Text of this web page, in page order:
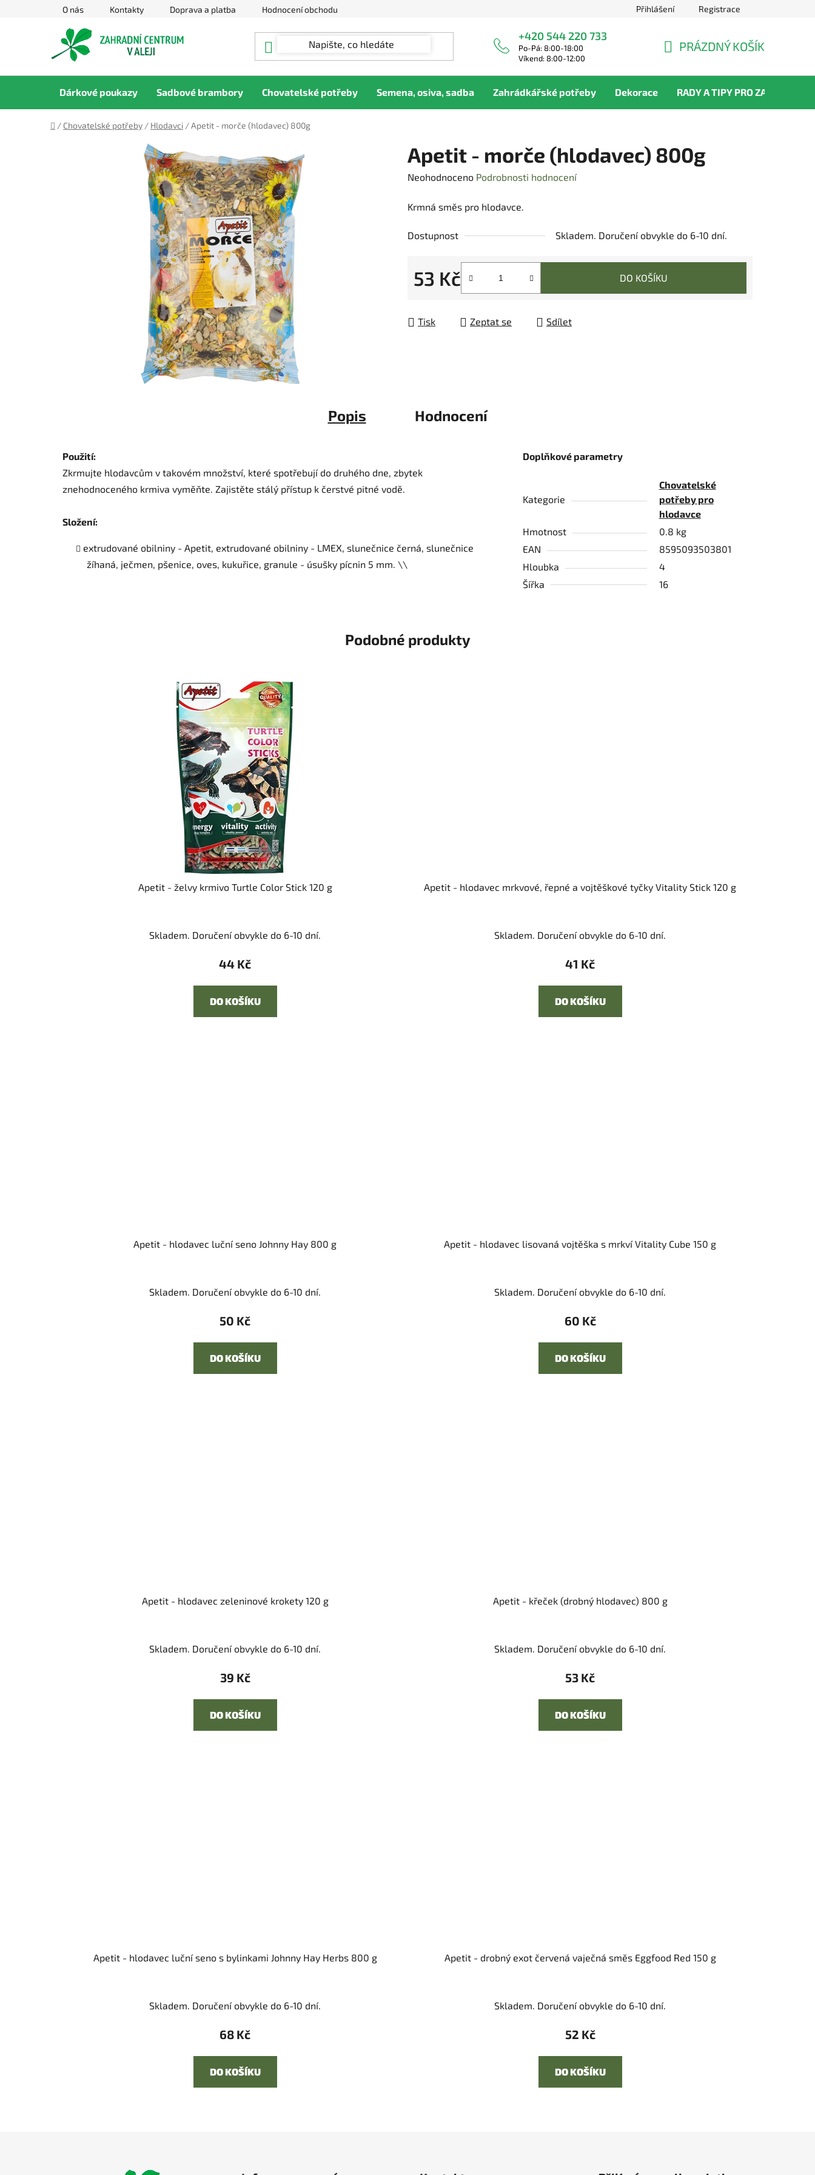
O nás Kontakty Doprava a platba Hodnocení obchodu Přihlášení Registrace
+420 544 220 733
Po-Pá: 8:00-18:00
Víkend: 8:00-12:00
KOŠÍK
PRÁZDNÝ KOŠÍK
Dárkové poukazy Sadbové brambory Chovatelské potřeby Semena, osiva, sadba Zahrádkářské potřeby Dekorace RADY A TIPY PRO ZAHRADNÍKY
Domů
/ Chovatelské potřeby / Hlodavci /Apetit - morče (hlodavec) 800g
Apetit - morče (hlodavec) 800g
Průměrné
produktu
0,0
Neohodnoceno Podrobnosti hodnocení
Krmná směs pro hlodavce.
Dostupnost Skladem. Doručení obvykle do 6-10 dní.
53 Kč
Měrná cena:
DO KOŠÍKU
Tisk Zeptat se Sdílet
Popis Hodnocení
Použití:
Zkrmujte hlodavcům v takovém množství, které spotřebují do druhého dne, zbytek
znehodnoceného krmiva vyměňte. Zajistěte stálý přístup k čerstvé pitné vodě.
Složení:
extrudované obilniny - Apetit, extrudované obilniny - LMEX, slunečnice černá, slunečnice
žíhaná, ječmen, pšenice, oves, kukuřice, granule - úsušky pícnin 5 mm. \\
Doplňkové parametry
Kategorie
Chovatelské
potřeby pro
hlodavce
Hmotnost
0.8 kg
EAN
8595093503801
Hloubka
4
Šířka
16
Podobné produkty
Apetit - želvy krmivo Turtle Color Stick 120 g
Skladem. Doručení obvykle do 6-10 dní.
44 Kč
DO KOŠÍKU
Apetit - hlodavec mrkvové, řepné a vojtěškové tyčky Vitality Stick 120 g
Skladem. Doručení obvykle do 6-10 dní.
41 Kč
DO KOŠÍKU
Apetit - hlodavec luční seno Johnny Hay 800 g
Skladem. Doručení obvykle do 6-10 dní.
50 Kč
DO KOŠÍKU
Apetit - hlodavec lisovaná vojtěška s mrkví Vitality Cube 150 g
Skladem. Doručení obvykle do 6-10 dní.
60 Kč
DO KOŠÍKU
Apetit - hlodavec zeleninové krokety 120 g
Skladem. Doručení obvykle do 6-10 dní.
39 Kč
DO KOŠÍKU
Apetit - křeček (drobný hlodavec) 800 g
Skladem. Doručení obvykle do 6-10 dní.
53 Kč
DO KOŠÍKU
Apetit - hlodavec luční seno s bylinkami Johnny Hay Herbs 800 g
Skladem. Doručení obvykle do 6-10 dní.
68 Kč
DO KOŠÍKU
Apetit - drobný exot červená vaječná směs Eggfood Red 150 g
Skladem. Doručení obvykle do 6-10 dní.
52 Kč
DO KOŠÍKU